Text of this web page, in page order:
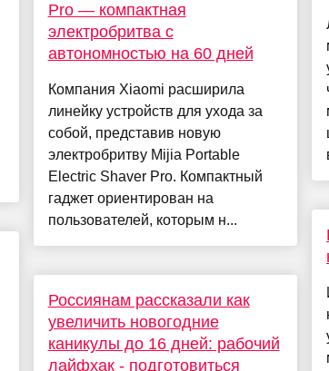
Pro — компактная
электробритва с
автономностью на 60 дней
Компания Xiaomi расширила
линейку устройств для ухода за
собой, представив новую
электробритву Mijia Portable
Electric Shaver Pro. Компактный
гаджет ориентирован на
пользователей, которым н...
Россиянам рассказали как
увеличить новогодние
каникулы до 16 дней: рабочий
лайфхак - подготовиться